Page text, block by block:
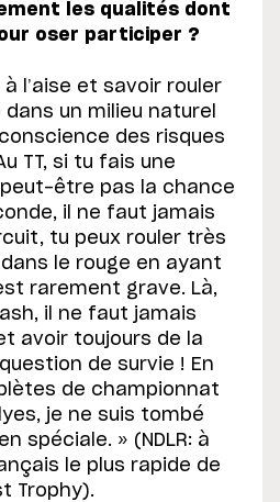
les qualités dont
oser participer ?
l’aise et savoir rouler
un milieu naturel
des risques
TT, si tu fais une
peut-être pas la chance
il ne faut jamais
tu peux rouler très
le rouge en ayant
rarement grave. Là,
il ne faut jamais
avoir toujours de la
de survie ! En
de championnat
je ne suis tombé
spéciale. » (NDLR: à
le plus rapide de
Trophy).